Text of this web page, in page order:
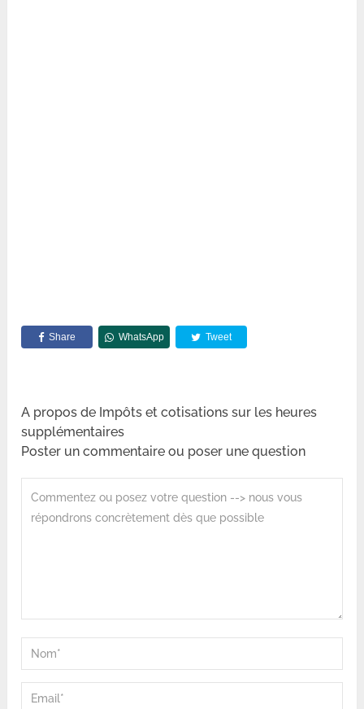
Share WhatsApp Tweet
A propos de Impôts et cotisations sur les heures
supplémentaires
Poster un commentaire ou poser une question